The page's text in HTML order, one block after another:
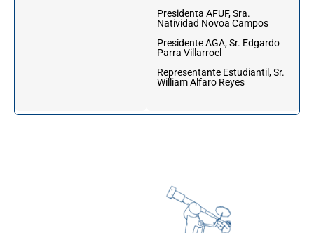
Presidenta AFUF, Sra.
Natividad Novoa Campos
Presidente AGA, Sr. Edgardo
Parra Villarroel
Representante Estudiantil, Sr.
William Alfaro Reyes